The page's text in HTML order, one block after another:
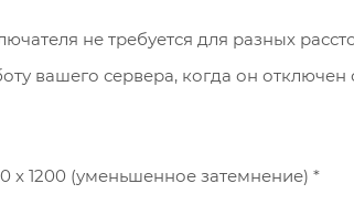
не требуется для разных
вашего сервера, когда он отключен
x 1200 (уменьшенное затемнение) *